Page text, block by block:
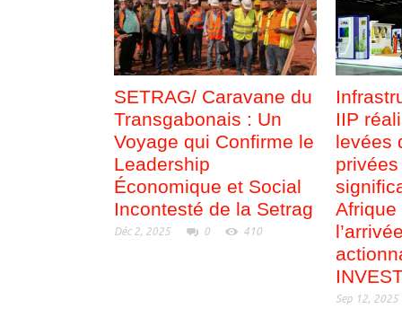
SETRAG/ Caravane du
Transgabonais : Un
Voyage qui Confirme le
Leadership
Économique et Social
Incontesté de la Setrag
Déc 2, 2025 0 410
IIP
levées
Afrique
Sep 12, 2025